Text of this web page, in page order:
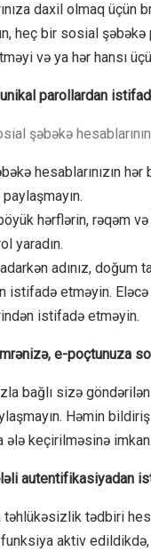
daxil olmaq üçün
heç bir sosial
və ya hər hansı
parollardan
şəbəkə
hesablarınızın
hərflərin, rəqəm
yaradın.
adınız, doğum
istifadə etməyin. Eləcə
istifadə etməyin.
e-poçtunuza
bağlı sizə
Həmin
ələ keçirilməsinə imkan
autentifikasiyadan
təhlükəsizlik tədbiri
aktiv